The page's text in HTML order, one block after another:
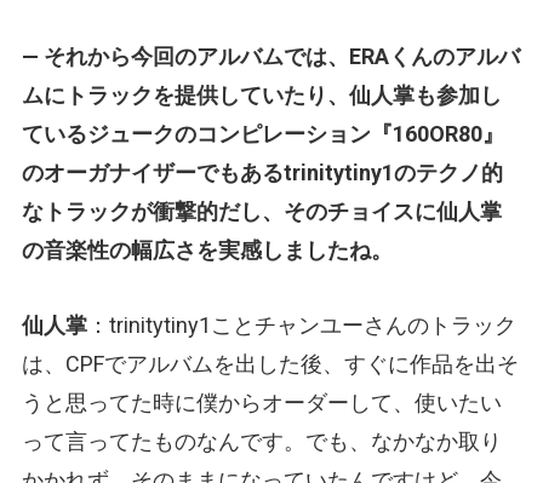
— それから今回のアルバムでは、ERAくんのアルバ
ムにトラックを提供していたり、仙人掌も参加し
ているジュークのコンピレーション『160OR80』
のオーガナイザーでもあるtrinitytiny1のテクノ的
なトラックが衝撃的だし、そのチョイスに仙人掌
の音楽性の幅広さを実感しましたね。
仙人掌 ：trinitytiny1ことチャンユーさんのトラック
は、CPFでアルバムを出した後、すぐに作品を出そ
うと思ってた時に僕からオーダーして、使いたい
って言ってたものなんです。でも、なかなか取り